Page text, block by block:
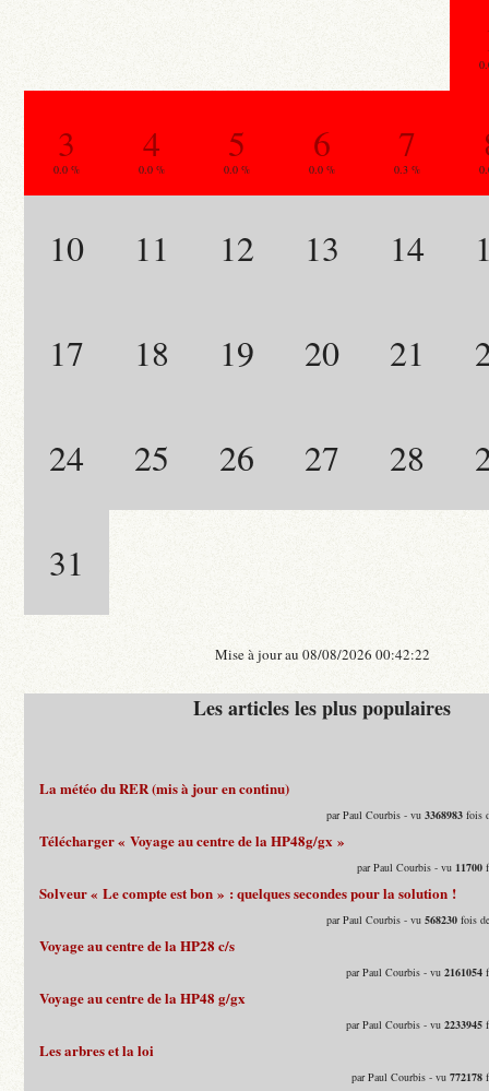
3
0.0 %
4
0.0 %
5
0.0 %
6
0.0 %
7
0.3 %
10 11 12 13 14
17 18 19 20 21
24 25 26 27 28
31
Mise à jour au 08/08/2026 00:42:22
Les articles les plus populaires
La météo du RER (mis à jour en continu)
par Paul Courbis - vu3368983 fois
Télécharger « Voyage au centre de la HP48g/gx »
par Paul Courbis - vu 11700
Solveur « Le compte est bon » : quelques secondes pour la solution !
par Paul Courbis - vu568230 fois
Voyage au centre de la HP28 c/s
par Paul Courbis - vu2161054
Voyage au centre de la HP48 g/gx
par Paul Courbis - vu2233945
Les arbres et la loi
par Paul Courbis - vu772178